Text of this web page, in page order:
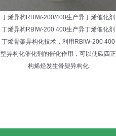
丁烯异构RBIW-200/400生产异丁烯催化剂
丁烯异构RBIW-200 400生产异丁烯催化剂
丁烯骨架异构化技术，利用RBIW-200 400
型异构化催化剂的催化作用，可以使碳四正
构烯烃发生骨架异构化